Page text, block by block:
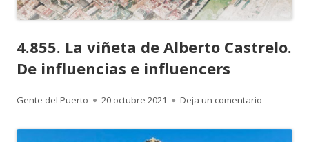
4.855. La viñeta de Alberto Castrelo.
De influencias e influencers
Autor
Gente del Puerto
Publicado
20 octubre 2021 Deja un comentario